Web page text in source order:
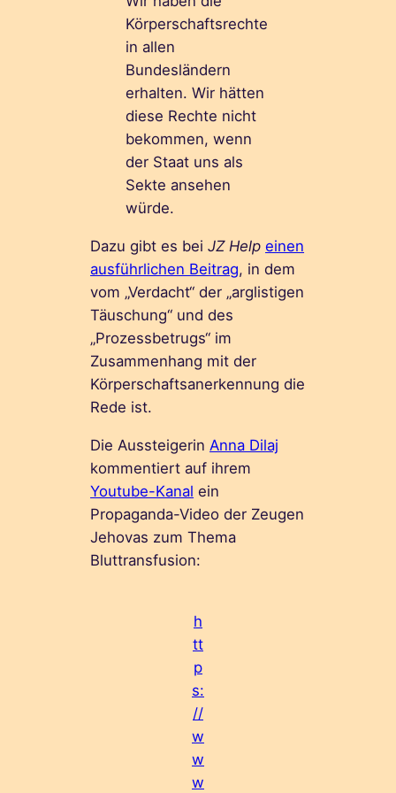
Körperschaftsrechte
in allen
Bundesländern
erhalten. Wir hätten
diese Rechte nicht
bekommen, wenn
der Staat uns als
Sekte ansehen
würde.
Dazu gibt es beiJZ Help einen
ausführlichen Beitrag, in dem
vom „Verdacht“ der „arglistigen
Täuschung“ und des
„Prozessbetrugs“ im
Zusammenhang mit der
Körperschaftsanerkennung die
Rede ist.
Die Aussteigerin Anna Dilaj
kommentiert auf ihrem
Youtube-Kanal ein
Propaganda-Video der Zeugen
Jehovas zum Thema
Bluttransfusion:
h
tt
p
s:
//
w
w
w